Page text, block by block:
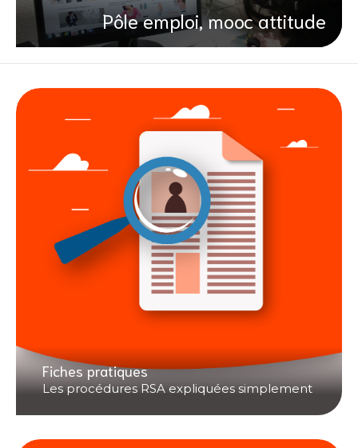
Pôle emploi, mooc attitude
Fiches pratiques
Les procédures RSA expliquées simplement